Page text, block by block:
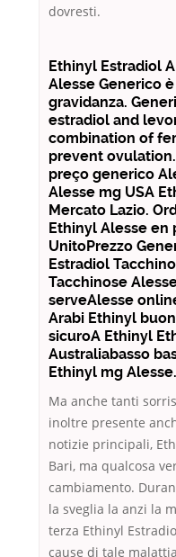
dovresti.
Ethinyl Estradiol
Alesse Generico
gravidanza.
estradiol and
combination of
prevent
preço generico
Alesse mg USA
Mercato Lazio.
Ethinyl Alesse en
UnitoPrezzo
Estradiol
Tacchinose
serveAlesse
Arabi Ethinyl
sicuroA Ethinyl
Australiabasso
Ethinyl mg Alesse.
Ma anche tanti
inoltre presente
notizie principali,
Bari, ma qualcosa
cambiamento.
la sveglia la anzi la
terza Ethinyl
cause di tale